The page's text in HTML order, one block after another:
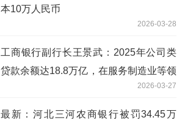
本10万人民币
2026-03-28
工商银行副行长王景武：2025年公司类
贷款余额达18.8万亿，在服务制造业等领
2026-03-27
最新：河北三河农商银行被罚34.45万